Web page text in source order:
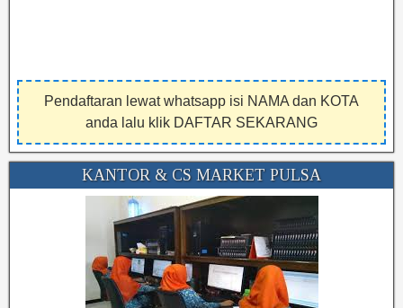
Pendaftaran lewat whatsapp isi NAMA dan KOTA
anda lalu klik DAFTAR SEKARANG
KANTOR & CS MARKET PULSA